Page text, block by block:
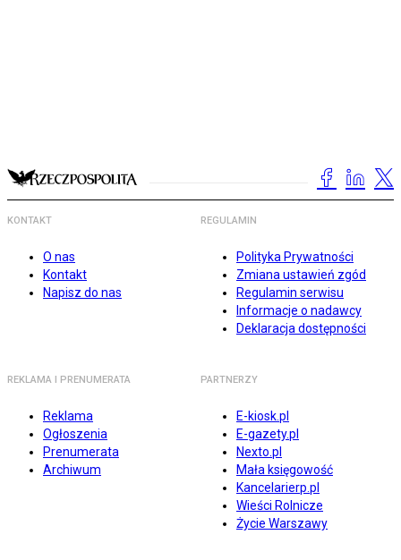
KONTAKT
O nas
Kontakt
Napisz do nas
REGULAMIN
Polityka Prywatności
Zmiana ustawień zgód
Regulamin serwisu
Informacje o nadawcy
Deklaracja dostępności
REKLAMA I PRENUMERATA
Reklama
Ogłoszenia
Prenumerata
Archiwum
PARTNERZY
E-kiosk.pl
E-gazety.pl
Nexto.pl
Mała księgowość
Kancelarierp.pl
Wieści Rolnicze
Życie Warszawy